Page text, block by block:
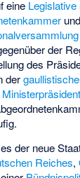
eine Legislative
der
des
der
Ministerpräsident
der neue
Reiches,